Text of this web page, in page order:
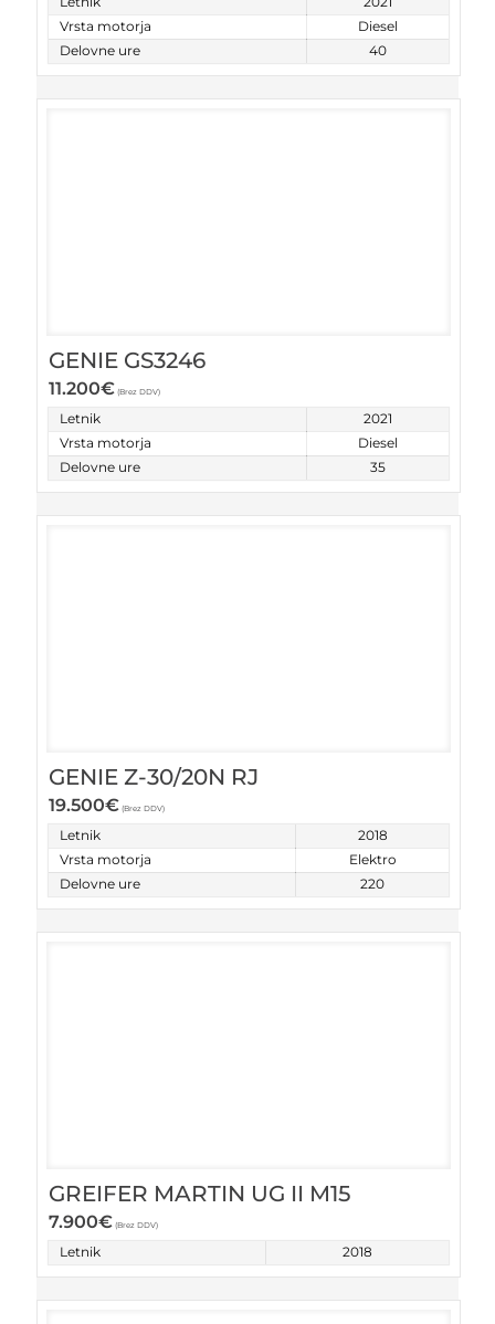
Vrsta motorja
Diesel
Delovne ure
40
GENIE GS3246
11.200€ (Brez DDV)
Letnik
2021
Vrsta motorja
Diesel
Delovne ure
35
GENIE Z-30/20N RJ
19.500€ (Brez DDV)
Letnik
2018
Vrsta motorja
Elektro
Delovne ure
220
GREIFER MARTIN UG II M15
7.900€ (Brez DDV)
Letnik 2018